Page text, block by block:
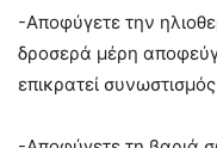
-Αποφύγετε την
δροσερά μέρη
επικρατεί